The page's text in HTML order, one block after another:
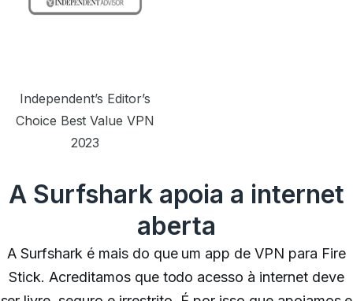
Independent’s Editor’s
Choice Best Value VPN
2023
A Surfshark apoia a internet
aberta
A Surfshark é mais do que um app de VPN para Fire
Stick. Acreditamos que todo acesso à internet deve